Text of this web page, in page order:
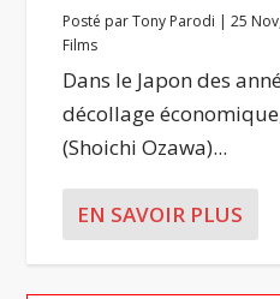
Posté parTony Parodi |25
Films
Dans le Japon des
décollage
(Shoichi Ozawa)...
EN SAVOIR PLUS